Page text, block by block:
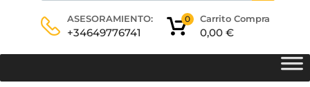
ASESORAMIENTO:
+34649776741
Carrito Compra
0,00 €
0